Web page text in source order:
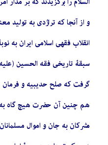
و از آنجا که تراژدی به تولید
انقلاب فقهی اسلامی ایران به
سبقۀ تاریخی فقه الحسین
گرفت که صلح حدیبیه و فرمان
هم چنین آن حضرت هیچ گاه به
مشرکان به جان و اموال